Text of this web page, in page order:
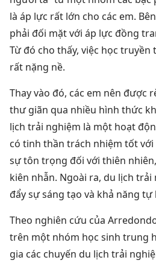
là áp lực rất lớn cho các em.
phải đối mặt với áp lực đồng
Từ đó cho thấy, việc học truyền
rất nặng nề.
Thay vào đó, các em nên được
thư giãn qua nhiều hình thức
lịch trải nghiệm là một hoạt
có tinh thần trách nhiệm tốt
sự tôn trọng đối với thiên
kiên nhẫn. Ngoài ra, du lịch
đẩy sự sáng tạo và khả năng tự
Theo nghiên cứu của
trên một nhóm học sinh trung
gia các chuyến du lịch trải